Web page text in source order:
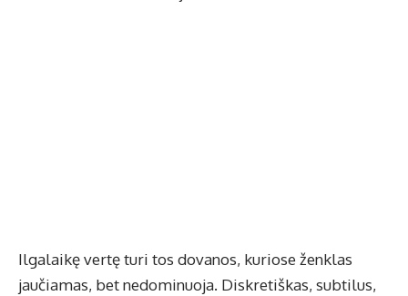
Ilgalaikę vertę turi tos dovanos, kuriose ženklas
jaučiamas, bet nedominuoja. Diskretiškas, subtilus,